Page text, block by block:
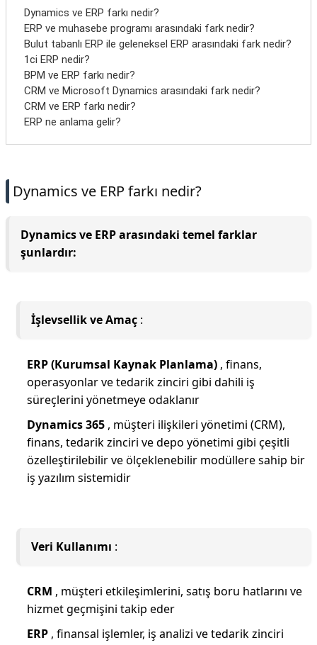
Dynamics ve ERP farkı nedir?
ERP ve muhasebe programı arasındaki fark nedir?
Bulut tabanlı ERP ile geleneksel ERP arasındaki fark nedir?
1ci ERP nedir?
BPM ve ERP farkı nedir?
CRM ve Microsoft Dynamics arasındaki fark nedir?
CRM ve ERP farkı nedir?
ERP ne anlama gelir?
Dynamics ve ERP farkı nedir?
Dynamics ve ERP arasındaki temel farklar
şunlardır:
İşlevsellik ve Amaç :
ERP (Kurumsal Kaynak Planlama) , finans,
operasyonlar ve tedarik zinciri gibi dahili iş
süreçlerini yönetmeye odaklanır
Dynamics 365 , müşteri ilişkileri yönetimi (CRM),
finans, tedarik zinciri ve depo yönetimi gibi çeşitli
özelleştirilebilir ve ölçeklenebilir modüllere sahip bir
iş yazılım sistemidir
Veri Kullanımı :
CRM , müşteri etkileşimlerini, satış boru hatlarını ve
hizmet geçmişini takip eder
ERP , finansal işlemler, iş analizi ve tedarik zinciri